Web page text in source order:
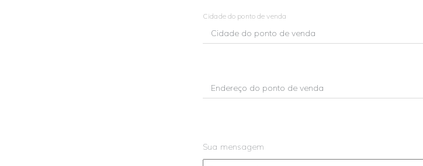
Cidade do ponto de venda
Sua mensagem